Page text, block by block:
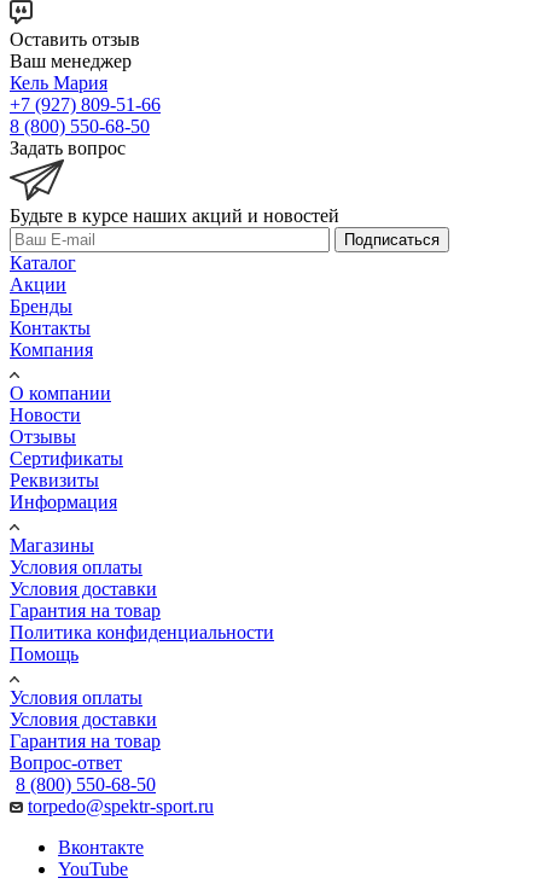
Оставить отзыв
Ваш менеджер
Кель Мария
+7 (927) 809-51-66
8 (800) 550-68-50
Задать вопрос
Будьте в курсе наших акций и новостей
Подписаться
Каталог
Акции
Бренды
Контакты
Компания
О компании
Новости
Отзывы
Сертификаты
Реквизиты
Информация
Магазины
Условия оплаты
Условия доставки
Гарантия на товар
Политика конфиденциальности
Помощь
Условия оплаты
Условия доставки
Гарантия на товар
Вопрос-ответ
8 (800) 550-68-50
torpedo@spektr-sport.ru
Вконтакте
YouTube